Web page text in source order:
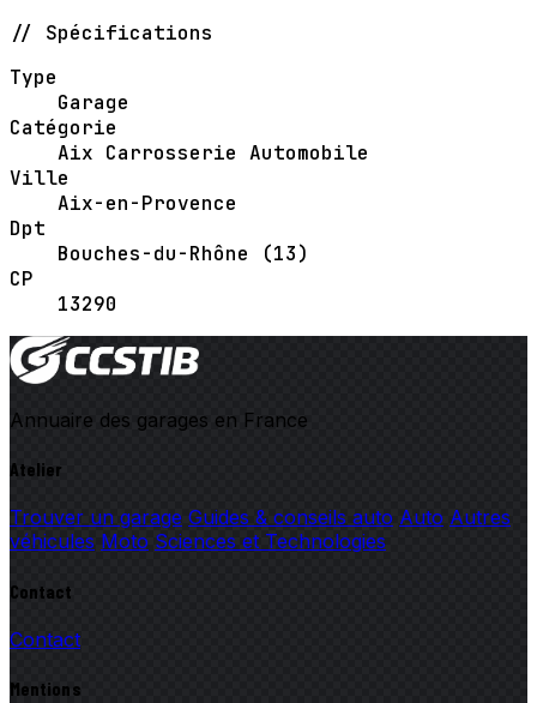
// Spécifications
Type
Garage
Catégorie
Aix Carrosserie Automobile
Ville
Aix-en-Provence
Dpt
Bouches-du-Rhône (13)
CP
13290
Annuaire des garages en France
Atelier
Trouver un garage Guides & conseils auto Auto Autres
véhicules Moto Sciences et Technologies
Contact
Contact
Mentions